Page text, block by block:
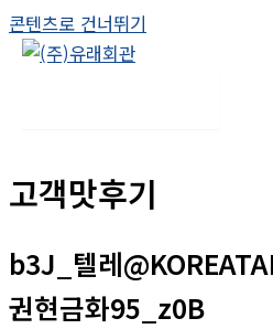
콘텐츠로 건너뛰기
고객맛후기
b3J_텔레
권현금화95_z0B